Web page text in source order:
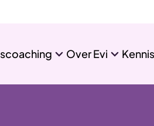
Over Evi Kennis